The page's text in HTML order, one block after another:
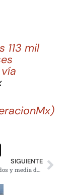
113 mil
SIGUIENTE